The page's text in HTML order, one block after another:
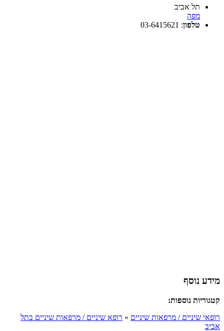
תל אביב
מפה
טלפון:
03-6415621
מידע נוסף
קטגוריות נוספות:
רופאי שיניים / מרפאות שיניים » רופא שיניים / מרפאות שיניים בתל
אביב